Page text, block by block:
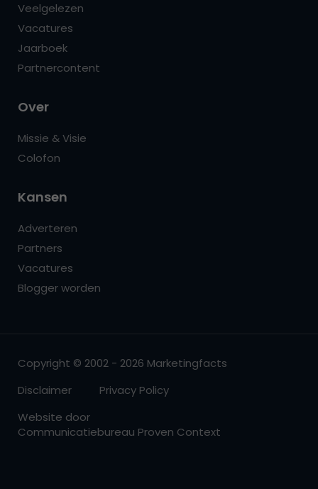
Veelgelezen
Vacatures
Jaarboek
Partnercontent
Over
Missie & Visie
Colofon
Kansen
Adverteren
Partners
Vacatures
Blogger worden
Copyright © 2002 - 2026 Marketingfacts
Disclaimer
Privacy Policy
Website door
Communicatiebureau Proven Context